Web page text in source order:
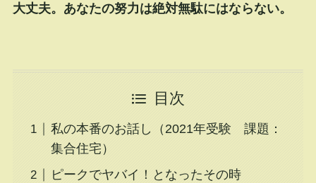
大丈夫。あなたの努力は絶対無駄にはならない。
目次
私の本番のお話し（2021年受験 課題：
集合住宅）
ピークでヤバイ！となったその時